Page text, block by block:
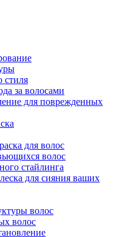
стиля
за волосами
для поврежденных
для волос
волос
стайлинга
для сияния ваших
волос
волос